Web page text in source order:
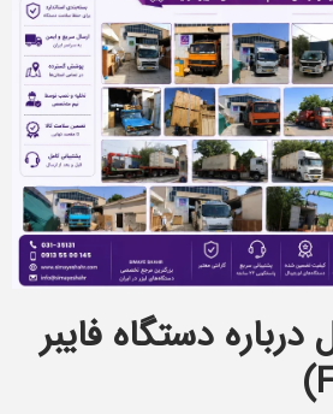
دستگاه فایبر